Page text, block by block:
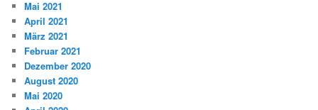
Mai 2021
April 2021
März 2021
Februar 2021
Dezember 2020
August 2020
Mai 2020